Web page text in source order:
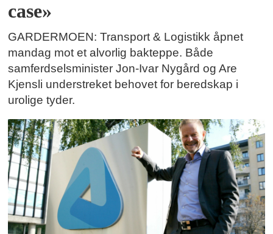
case»
GARDERMOEN: Transport & Logistikk åpnet
mandag mot et alvorlig bakteppe. Både
samferdselsminister Jon-Ivar Nygård og Are
Kjensli understreket behovet for beredskap i
urolige tyder.